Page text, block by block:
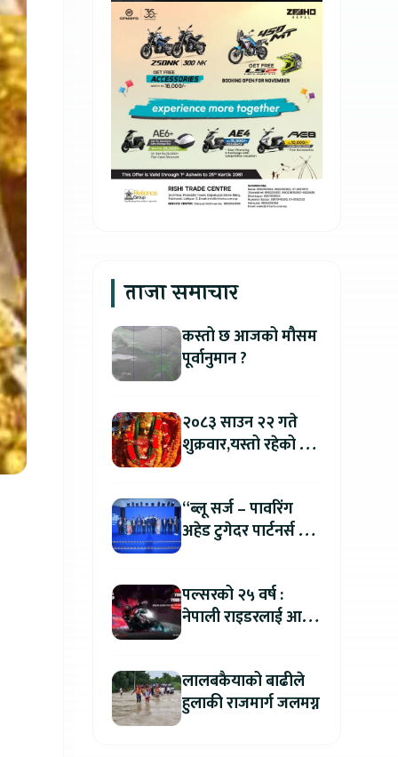
ताजा समाचार
कस्तो छ आजको मौसम
पूर्वानुमान ?
२०८३ साउन २२ गते
शुक्रवार,यस्तो रहेको छ
“ब्लू सर्ज – पावरिंग
अहेड टुगेदर पार्टनर्स मीट
यामाहाको घोषणा
पल्सरको २५ वर्ष :
नेपाली राइडरलाई आफ्नै
सुनौलो अवसर
लालबकैयाको बाढीले
हुलाकी राजमार्ग जलमग्न